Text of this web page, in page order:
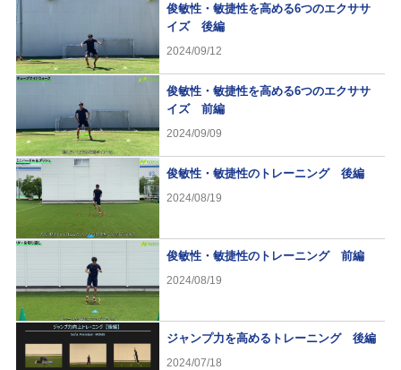
俊敏性・敏捷性を高める6つのエクササ
イズ 後編
2024/09/12
俊敏性・敏捷性を高める6つのエクササ
イズ 前編
2024/09/09
俊敏性・敏捷性のトレーニング 後編
2024/08/19
俊敏性・敏捷性のトレーニング 前編
2024/08/19
ジャンプ力を高めるトレーニング 後編
2024/07/18